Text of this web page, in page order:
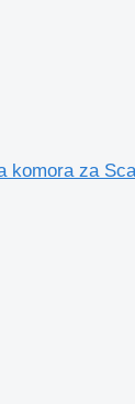
komora za